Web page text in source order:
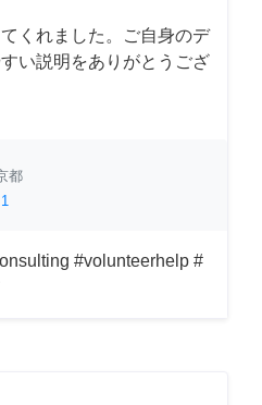
くれました。ご自身のデ
い説明をありがとうござ
都
1
#volunteerhelp #